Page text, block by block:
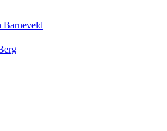
Barneveld